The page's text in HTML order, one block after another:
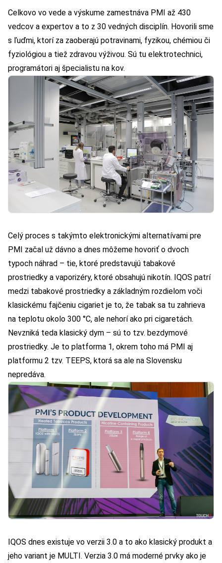
Celkovo vo vede a výskume zamestnáva PMI až 430
vedcov a expertov a to z 30 vedných disciplín. Hovorili sme
s ľuďmi, ktorí za zaoberajú potravinami, fyzikou, chémiou či
fyziológiou a tiež zdravou výživou. Sú tu elektrotechnici,
programátori aj špecialistu na kov.
Celý proces s takýmto elektronickými alternatívami pre
PMI začal už dávno a dnes môžeme hovoriť o dvoch
typoch náhrad – tie, ktoré predstavujú tabakové
prostriedky a vaporizéry, ktoré obsahujú nikotín. IQOS patrí
medzi tabakové prostriedky a základným rozdielom voči
klasickému fajčeniu cigariet je to, že tabak sa tu zahrieva
na teplotu okolo 300 °C, ale nehorí ako pri cigaretách.
Nevzniká teda klasický dym – sú to tzv. bezdymové
prostriedky. Je to platforma 1, okrem toho má PMI aj
platformu 2 tzv. TEEPS, ktorá sa ale na Slovensku
nepredáva.
IQOS dnes existuje vo verzii 3.0 a to ako klasický produkt a
jeho variant je MULTI. Verzia 3.0 má moderné prvky ako je